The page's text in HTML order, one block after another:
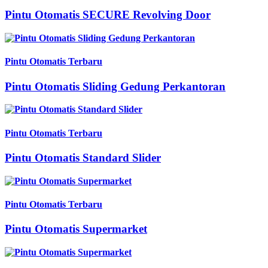
Pintu Otomatis SECURE Revolving Door
Pintu Otomatis Terbaru
Pintu Otomatis Sliding Gedung Perkantoran
Pintu Otomatis Terbaru
Pintu Otomatis Standard Slider
Pintu Otomatis Terbaru
Pintu Otomatis Supermarket